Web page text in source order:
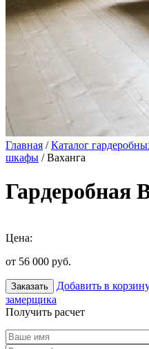
Главная /Каталог
шкафы / Ваханга
Гардеробная
Цена:
от 56 000 руб.
Заказать Добавить в
замерщика
Получить расчет